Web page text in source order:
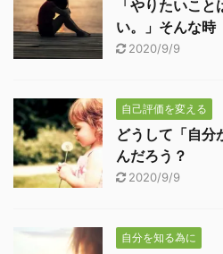
「やりたいこ
い。」そんな時
2020/9/9
自己評価を変える
どうして「自分
んだろう？
2020/9/9
自分を知る為に